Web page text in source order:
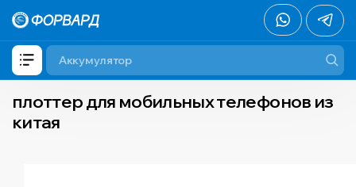
плоттер для мобильных телефонов из
китая